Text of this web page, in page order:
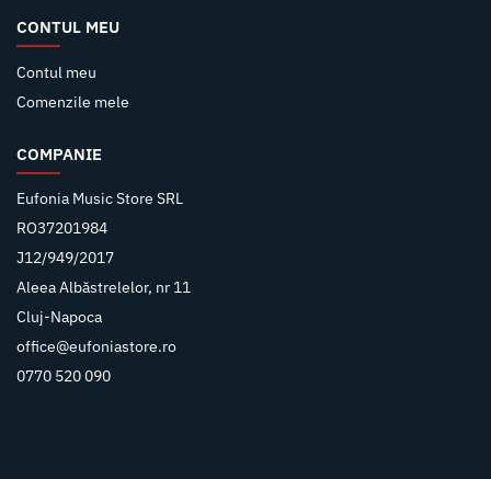
CONTUL MEU
Contul meu
Comenzile mele
COMPANIE
Eufonia Music Store SRL
RO37201984
J12/949/2017
Aleea Albăstrelelor, nr 11
Cluj-Napoca
office@eufoniastore.ro
0770 520 090